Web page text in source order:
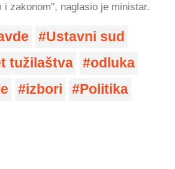
i zakonom", naglasio je ministar.
Ustavni sud
tužilaštva
odluka
izbori Politika